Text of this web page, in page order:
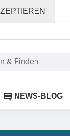
NEWS-BLOG